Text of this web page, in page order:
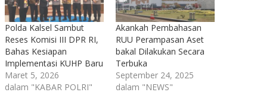
Polda Kalsel Sambut
Reses Komisi III DPR RI,
Bahas Kesiapan
Implementasi KUHP Baru
Maret 5, 2026
dalam "KABAR POLRI"
Akankah Pembahasan
RUU Perampasan Aset
bakal Dilakukan Secara
Terbuka
September 24, 2025
dalam "NEWS"